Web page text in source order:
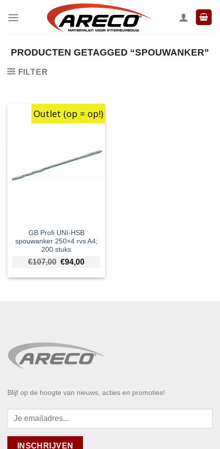
naar
PRODUCTEN GETAGGED “SPOUWANKER”
FILTER
Outlet (op = op!)
GB Profi UNI-HSB
spouwanker 250×4 rvs A4;
200 stuks
€107,00 Oorspronkelijke prijs was: €107,00.
€94,00Huidige prijs is: €94,00.
Blijf op de hoogte van nieuws, acties en promoties!